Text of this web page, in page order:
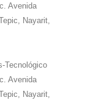
Avenida
Nayarit,
Tecnológico
Avenida
Nayarit,